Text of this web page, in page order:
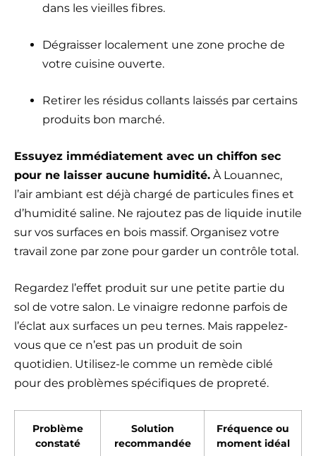
dans les vieilles fibres.
Dégraisser localement une zone proche de
votre cuisine ouverte.
Retirer les résidus collants laissés par certains
produits bon marché.
Essuyez immédiatement avec un chiffon sec
pour ne laisser aucune humidité. À Louannec,
l’air ambiant est déjà chargé de particules fines et
d’humidité saline. Ne rajoutez pas de liquide inutile
sur vos surfaces en bois massif. Organisez votre
travail zone par zone pour garder un contrôle total.
Regardez l’effet produit sur une petite partie du
sol de votre salon. Le vinaigre redonne parfois de
l’éclat aux surfaces un peu ternes. Mais rappelez-
vous que ce n’est pas un produit de soin
quotidien. Utilisez-le comme un remède ciblé
pour des problèmes spécifiques de propreté.
Problème
constaté
Solution
recommandée
Fréquence ou
moment idéal